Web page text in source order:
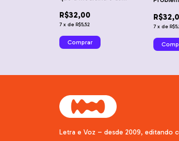
outra - Rita Charon
R$32,00
7 x de R$5,52 7 x de
Letra e Voz – desde 2009, editando